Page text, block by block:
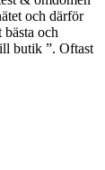
och därför
och
butik ”. Oftast